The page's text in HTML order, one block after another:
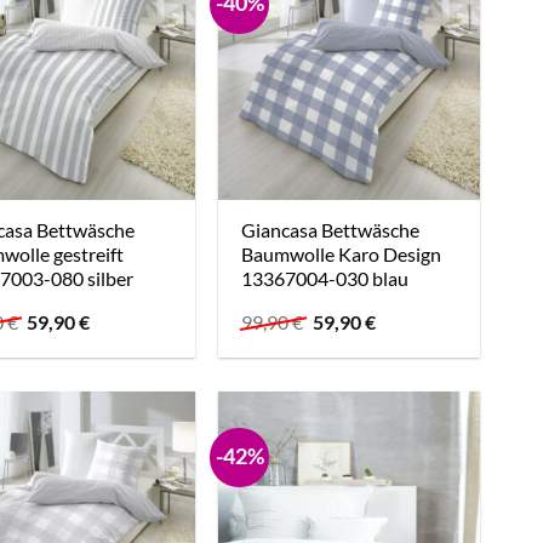
Bettwäsche
gestreift
080 silber
€ Ursprünglicher
Preis
war:
59,90€Aktueller
ist:
Giancasa Bettwäsche
Baumwolle Karo Design
13367004-030 blau
99,90€ Ursprünglicher
Preis
war:
59,90€Aktueller
ist:
-42%